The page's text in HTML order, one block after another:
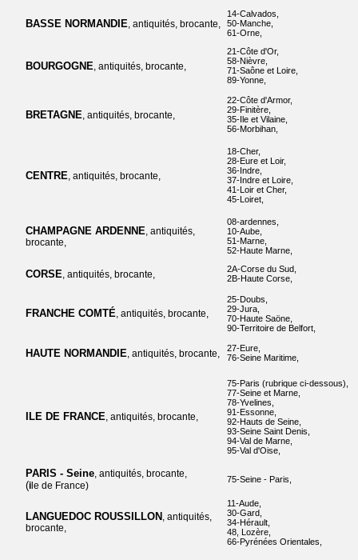
BASSE NORMANDIE, antiquités, brocante,
14-Calvados,
50-Manche,
61-Orne,
BOURGOGNE, antiquités, brocante,
21-Côte d'Or,
58-Nièvre,
71-Saône et Loire,
89-Yonne,
BRETAGNE, antiquités, brocante,
22-Côte d'Armor,
29-Finitère,
35-Ile et Vilaine,
56-Morbihan,
CENTRE, antiquités, brocante,
18-Cher,
28-Eure et Loir,
36-Indre,
37-Indre et Loire,
41-Loir et Cher,
45-Loiret,
CHAMPAGNE ARDENNE, antiquités,
brocante,
08-ardennes,
10-Aube,
51-Marne,
52-Haute Marne,
CORSE, antiquités, brocante,
2A-Corse du Sud,
2B-Haute Corse,
FRANCHE COMTÉ, antiquités, brocante,
25-Doubs,
29-Jura,
70-Haute Saöne,
90-Territoire de Belfort,
HAUTE NORMANDIE, antiquités, brocante,
27-Eure,
76-Seine Maritime,
ILE DE FRANCE, antiquités, brocante,
75-Paris (rubrique ci-dessous),
77-Seine et Marne,
78-Yvelines,
91-Essonne,
92-Hauts de Seine,
93-Seine Saint Denis,
94-Val de Marne,
95-Val d'Oise,
PARIS - Seine, antiquités, brocante,
(i le de France)
75-Seine - Paris,
LANGUEDOC ROUSSILLON , antiquités,
brocante,
11-Aude,
30-Gard,
34-Hérault,
48, Lozère,
66-Pyrénées Orientales,